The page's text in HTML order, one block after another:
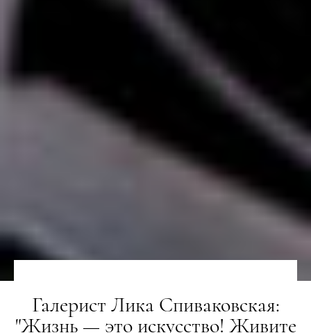
Галерист Лика Спиваковская:
"Жизнь — это искусство! Живите